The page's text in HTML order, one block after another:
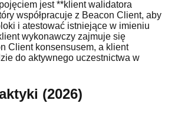
jest **klient walidatora
współpracuje z Beacon Client, aby
i atestować istniejące w imieniu
wykonawczy zajmuje się
Client konsensusem, a klient
do aktywnego uczestnictwa w
(2026)